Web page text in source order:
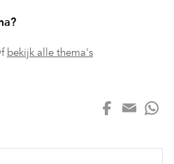
bekijk alle thema's